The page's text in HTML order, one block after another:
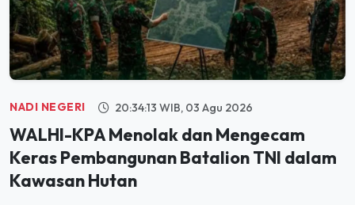
NADI NEGERI 20:34:13 WIB, 03 Agu 2026
WALHI-KPA Menolak dan Mengecam
Keras Pembangunan Batalion TNI dalam
Kawasan Hutan